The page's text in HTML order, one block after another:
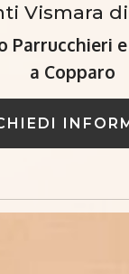
Vismara
Parrucchieri
a Copparo